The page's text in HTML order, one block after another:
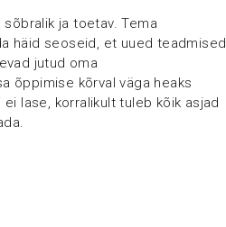
ja toetav. Tema
häid seoseid, et uued teadmised
jutud oma
õppimise kõrval väga heaks
lase, korralikult tuleb kõik asjad